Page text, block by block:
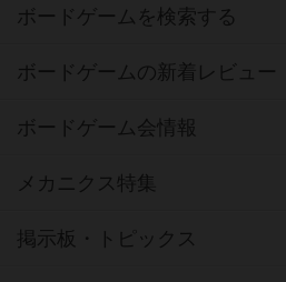
ボードゲームを検索する
ボードゲームの新着レビュー
ボードゲーム会情報
メカニクス特集
掲示板・トピックス